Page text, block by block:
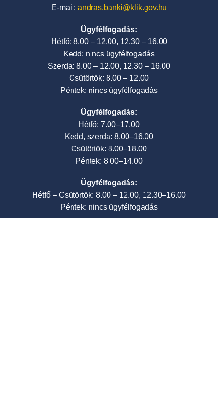
E-mail: andras.banki@klik.gov.hu
Ügyfélfogadás:
Hétfő: 8.00 – 12.00, 12.30 – 16.00
Kedd: nincs ügyfélfogadás
Szerda: 8.00 – 12.00, 12.30 – 16.00
Csütörtök: 8.00 – 12.00
Péntek: nincs ügyfélfogadás
Ügyfélfogadás:
Hétfő: 7.00–17.00
Kedd, szerda: 8.00–16.00
Csütörtök: 8.00–18.00
Péntek: 8.00–14.00
Ügyfélfogadás:
Hétfő – Csütörtök: 8.00 – 12.00, 12.30–16.00
Péntek: nincs ügyfélfogadás